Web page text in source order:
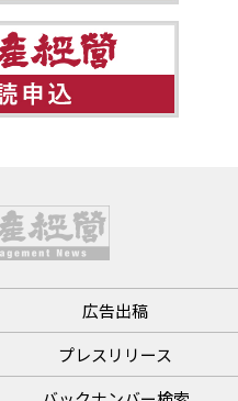
広告出稿
プレスリリース